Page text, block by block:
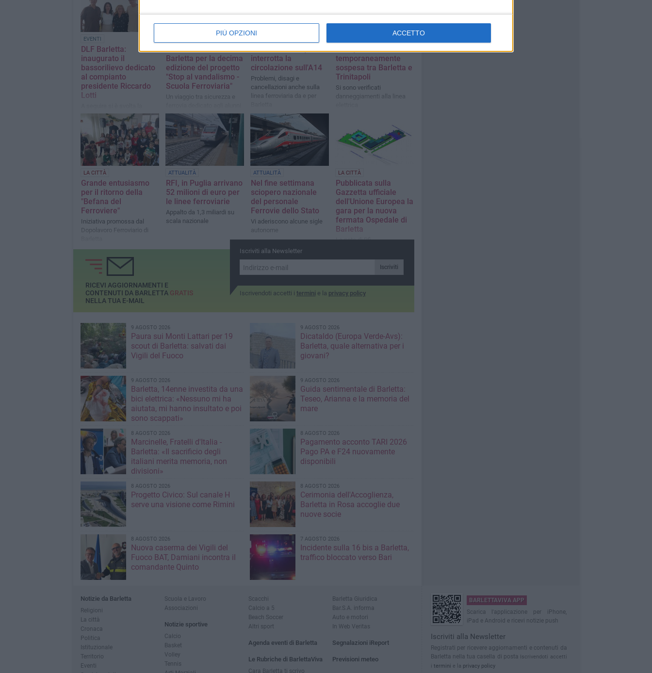
PIÙ OPZIONI ACCETTO
EVENTI
DLF Barletta:
inaugurato il
bassorilievo dedicato
al compianto
presidente Riccardo
Lotti
premiazione del 1° Memorial
"Riccardo Lotti"
Grande successo a
Barletta per la decima
edizione del progetto
"Stop al vandalismo -
Scuola Ferroviaria"
Un viaggio tra sicurezza e
delle scuole primarie
Frana in Molise,
interrotta la
circolazione sull'A14
Problemi, disagi e
cancellazioni anche sulla
linea ferroviaria da e per
Treni, circolazione
temporaneamente
sospesa tra Barletta e
Trinitapoli
Si sono verificati
danneggiamenti alla linea
LA CITTÀ
Grande entusiasmo
per il ritorno della
"Befana del
Ferroviere"
Iniziativa promossa dal
Dopolavoro Ferroviario di
ATTUALITÀ
RFI, in Puglia arrivano
52 milioni di euro per
le linee ferroviarie
Appalto da 1,3 miliardi su
scala nazionale
ATTUALITÀ
Nel fine settimana
sciopero nazionale
del personale
Ferrovie dello Stato
Vi aderiscono alcune sigle
autonome
LA CITTÀ
Pubblicata sulla
Gazzetta ufficiale
dell'Unione Europea la
gara per la nuova
fermata Ospedale di
Barletta
La nota di Rfi
Iscriviti alla Newsletter
Iscriviti
Iscrivendoti accetti i termini e la privacy policy
RICEVI AGGIORNAMENTI E
CONTENUTI DA BARLETTA GRATIS
NELLA TUA E-MAIL
9 AGOSTO 2026
Paura sui Monti Lattari per 19
scout di Barletta: salvati dai
Vigili del Fuoco
9 AGOSTO 2026
Dicataldo (Europa Verde-Avs):
Barletta, quale alternativa per i
giovani?
9 AGOSTO 2026
Barletta, 14enne investita da una
bici elettrica: «Nessuno mi ha
aiutata, mi hanno insultato e poi
sono scappati»
9 AGOSTO 2026
Guida sentimentale di Barletta:
Teseo, Arianna e la memoria del
mare
8 AGOSTO 2026
Marcinelle, Fratelli d'Italia -
Barletta: «Il sacrificio degli
italiani merita memoria, non
divisioni»
8 AGOSTO 2026
Pagamento acconto TARI 2026
Pago PA e F24 nuovamente
disponibili
8 AGOSTO 2026
Progetto Civico: Sul canale H
serve una visione come Rimini
8 AGOSTO 2026
Cerimonia dell'Accoglienza,
Barletta in Rosa accoglie due
nuove socie
8 AGOSTO 2026
Nuova caserma dei Vigili del
Fuoco BAT, Damiani incontra il
comandante Quinto
7 AGOSTO 2026
Incidente sulla 16 bis a Barletta,
traffico bloccato verso Bari
Notizie da Barletta
Religioni
La città
Cronaca
Politica
Istituzionale
Territorio
Eventi
Scuola e Lavoro
Associazioni
Notizie sportive
Calcio
Basket
Volley
Tennis
Scacchi
Calcio a 5
Beach Soccer
Altri sport
Agenda eventi di Barletta
Le Rubriche di BarlettaViva
Cara Barletta ti scrivo
Barletta Giuridica
Bar.S.A. informa
Auto e motori
In Web Veritas
Segnalazioni iReport
Previsioni meteo
BARLETTAVIVA APP
Scarica l'applicazione per iPhone,
iPad e Android e ricevi notizie push
Iscriviti alla Newsletter
Registrati per ricevere aggiornamenti e contenuti da
Barletta nella tua casella di posta Iscrivendoti accetti
i termini e la privacy policy